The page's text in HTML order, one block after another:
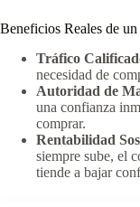
Beneficios Reales de
Tráfico
necesidad de
Autoridad de
una confianza
comprar.
Rentabilidad
siempre sube, el
tiende a bajar